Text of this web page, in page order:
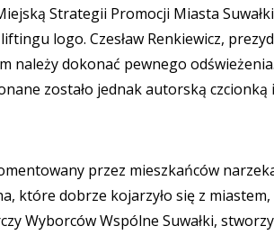
Strategii Promocji Miasta
logo. Czesław Renkiewicz,
należy dokonać pewnego
zostało jednak autorską
przez mieszkańców
które dobrze kojarzyło się z
Wyborców Wspólne Suwałki,